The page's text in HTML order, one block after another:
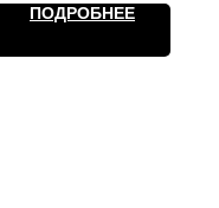
ПОДРОБНЕЕ